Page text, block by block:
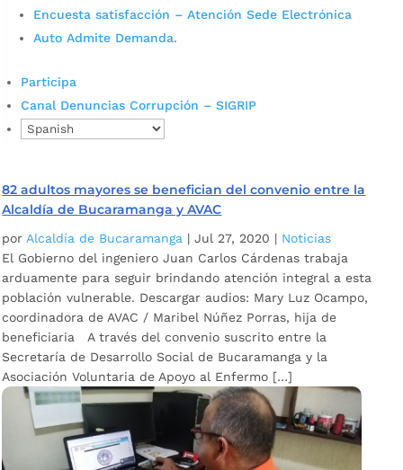
Encuesta satisfacción – Atención Sede Electrónica
Auto Admite Demanda.
Participa
Canal Denuncias Corrupción – SIGRIP
82 adultos mayores se benefician del convenio entre la
Alcaldía de Bucaramanga y AVAC
por Alcaldía de Bucaramanga |Jul 27, 2020 | Noticias
El Gobierno del ingeniero Juan Carlos Cárdenas trabaja
arduamente para seguir brindando atención integral a esta
población vulnerable. Descargar audios: Mary Luz Ocampo,
coordinadora de AVAC / Maribel Núñez Porras, hija de
beneficiaria A través del convenio suscrito entre la
Secretaría de Desarrollo Social de Bucaramanga y la
Asociación Voluntaria de Apoyo al Enfermo […]